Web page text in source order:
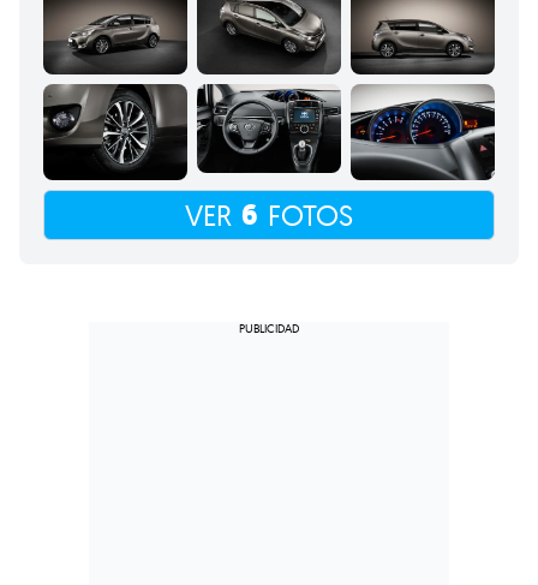
VER 6 FOTOS